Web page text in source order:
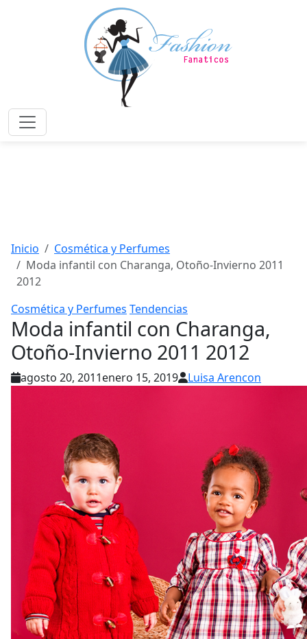
Menú
Inicio
Cosmética y Perfumes
Moda infantil con Charanga, Otoño-Invierno 2011
Cosmética y Perfumes Tendencias
Moda infantil con Charanga,
agosto 20, 2011enero 15, 2019 Luisa Arencon